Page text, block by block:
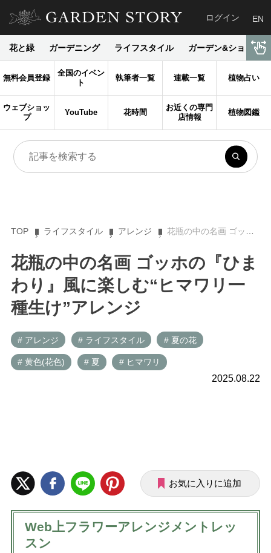
ログイン EN
花と緑 ガーデニング ライフスタイル ガーデン&ショップ
無料会員登録
全国のイベン
ト
執筆者一覧 連載一覧 植物占い
ウェブショッ
プ
YouTube 花時間
お近くの専門
店情報
植物図鑑
TOP ライフスタイル アレンジ 花瓶の中の名画 ゴッホの『ひまわり』風に楽しむ“ヒマワリ一種生け”アレンジ
花瓶の中の名画 ゴッホの『ひま
わり』風に楽しむ“ヒマワリ一
種生け”アレンジ
# アレンジ # ライフスタイル # 夏の花
# 黄色(花色) # 夏 # ヒマワリ
2025.08.22
お気に入りに追加
Web上フラワーアレンジメントレッ
スン